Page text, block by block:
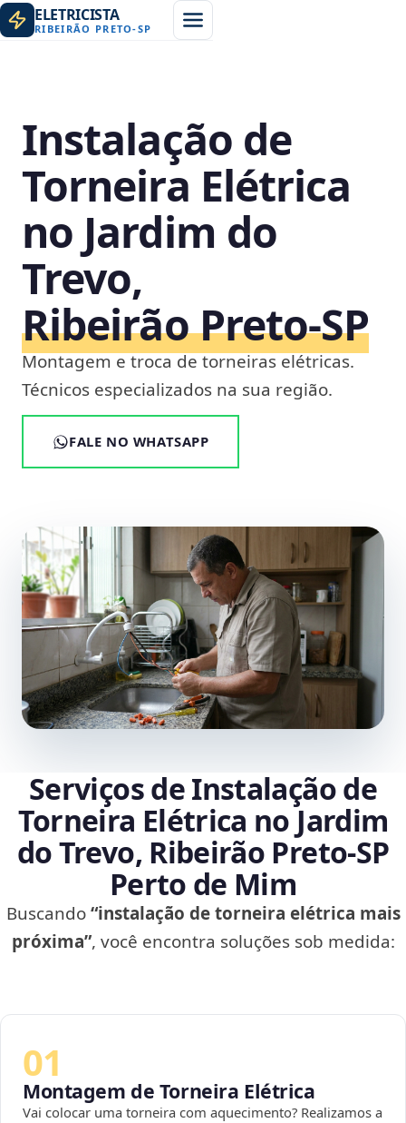
ELETRICISTA
RIBEIRÃO PRETO-SP
Instalação de
Torneira Elétrica
no Jardim do
Trevo,
Ribeirão Preto‑SP
Montagem e troca de torneiras elétricas.
Técnicos especializados na sua região.
FALE NO WHATSAPP
Serviços de Instalação de
Torneira Elétrica no Jardim
do Trevo, Ribeirão Preto‑SP
Perto de Mim
Buscando“instalação de torneira elétrica mais
próxima”, você encontra soluções sob medida:
01
Montagem de Torneira Elétrica
Vai colocar uma torneira com aquecimento? Realizamos a